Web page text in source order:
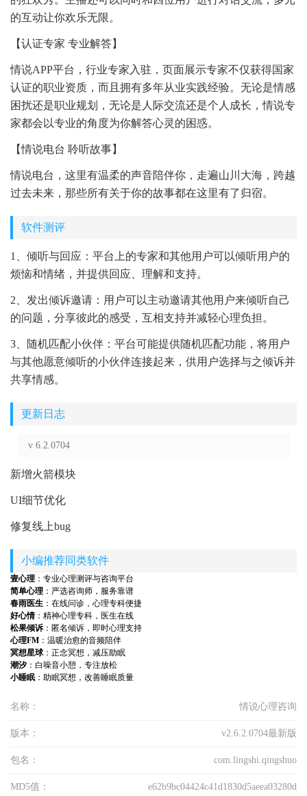
的互动让你欢乐无限。
【认证专家 专业解答】
情说APP平台，行业专家入驻，页面展示专家不仅获得国家
认证的职业资质，而且拥有多年从业实践经验。无论是情感
困扰还是职业规划，无论是人际交流还是个人成长，情说专
家都会以专业的角度为你解答心灵的困惑。
【情说电台 聆听故事】
情说电台，这里有温柔的声音陪伴你，走遍山川大海，跨越
过去未来，那些所有关于你的故事都在这里有了归宿。
软件测评
1、倾听与回应：平台上的专家和其他用户可以倾听用户的
烦恼和情绪，并提供回应、理解和支持。
2、发出倾诉邀请：用户可以主动邀请其他用户来倾听自己
的问题，分享彼此的感受，互相支持并减轻心理负担。
3、随机匹配小伙伴：平台可能提供随机匹配功能，将用户
与其他愿意倾听的小伙伴连接起来，供用户选择与之倾诉并
共享情感。
更新日志
v 6.2.0704
新增火箭模块
UI细节优化
修复线上bug
小编推荐同类软件
壹心理 ：专业心理测评与咨询平台
简单心理 ：严选咨询师，服务靠谱
春雨医生 ：在线问诊，心理专科便捷
好心情：精神心理专科，医生在线
松果倾诉：匿名倾诉，即时心理支持
心理FM ：温暖治愈的音频陪伴
冥想星球：正念冥想，减压助眠
潮汐 ：白噪音小憩，专注放松
小睡眠：助眠冥想，改善睡眠质量
名称： 情说心理咨询
版本： v2.6.2.0704最新版
包名： com.lingshi.qingshuo
MD5值： e62b9bc04424c41d1830d5aeea03280d